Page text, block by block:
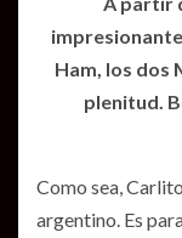
Ham, los dos
plenitud.
Como sea,
argentino. Es